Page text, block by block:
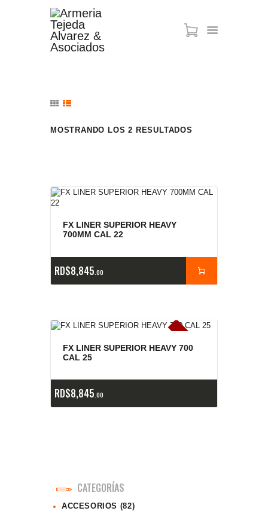
MUNICIONES
SABER TACTICAL
MOSTRANDO LOS 2 RESULTADOS
FX LINER SUPERIOR HEAVY
700MM CAL 22
RD$8,845 00
E
x
is
t
e
n
c
ia
s
a
g
o
t
a
d
a
s
FX LINER SUPERIOR HEAVY 700
CAL 25
RD$8,845 00
CATEGORÍAS
ACCESORIOS (82)